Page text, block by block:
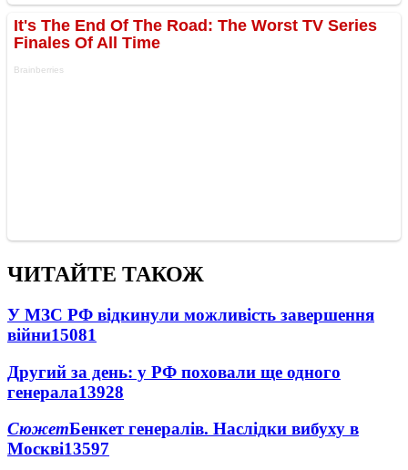
ЧИТАЙТЕ ТАКОЖ
У МЗС РФ відкинули можливість завершення
війни15081
Другий за день: у РФ поховали ще одного
генерала13928
СюжетБенкет генералів. Наслідки вибуху в
Москві13597